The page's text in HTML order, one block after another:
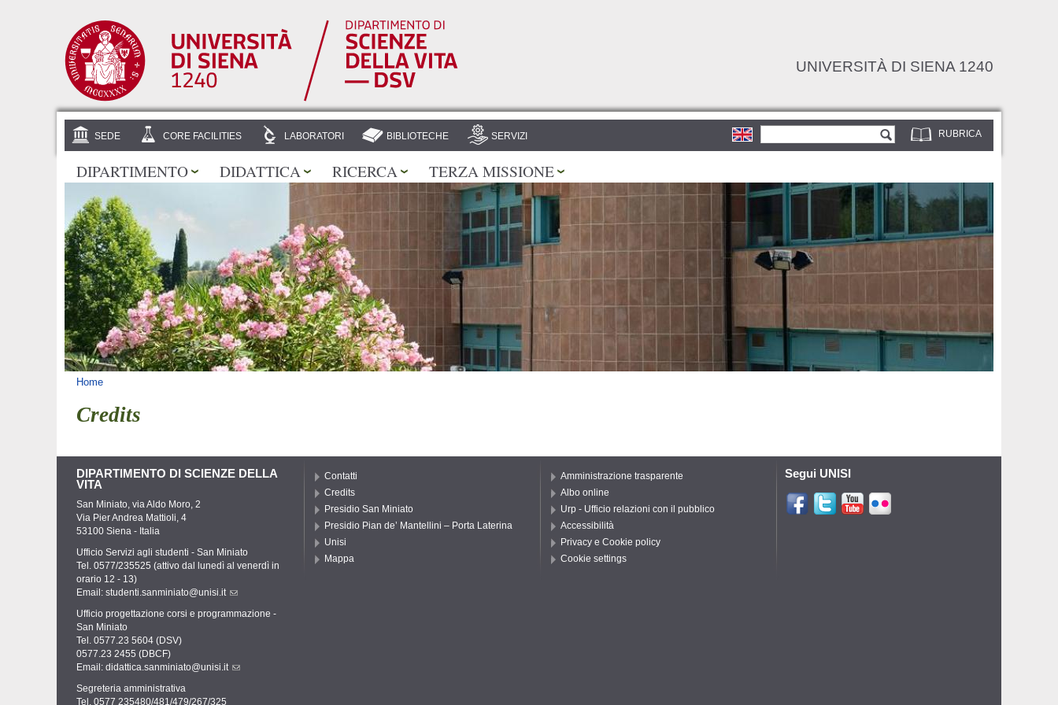
UNIVERSITÀ DI SIENA 1240
RUBRICA
Form di ricerca
SEDE CORE FACILITIES LABORATORI BIBLIOTECHE SERVIZI
DIPARTIMENTO DIDATTICA RICERCA TERZA MISSIONE
Tu sei qui
Home
Credits
DIPARTIMENTO DI SCIENZE DELLA
VITA
San Miniato, via Aldo Moro, 2
Via Pier Andrea Mattioli, 4
53100 Siena - Italia
Ufficio Servizi agli studenti - San Miniato
Tel. 0577/235525 (attivo dal lunedì al venerdì in
orario 12 - 13)
Email: studenti.sanminiato@unisi.it
Ufficio progettazione corsi e programmazione -
San Miniato
Tel. 0577.23 5604 (DSV)
0577.23 2455 (DBCF)
Email: didattica.sanminiato@unisi.it
Segreteria amministrativa
Tel. 0577 235480/481/479/267/325
Contatti
Credits
Presidio San Miniato
Presidio Pian de’ Mantellini – Porta Laterina
Unisi
Mappa
Amministrazione trasparente
Albo online
Urp - Ufficio relazioni con il pubblico
Accessibilità
Privacy e Cookie policy
Cookie settings
Segui UNISI